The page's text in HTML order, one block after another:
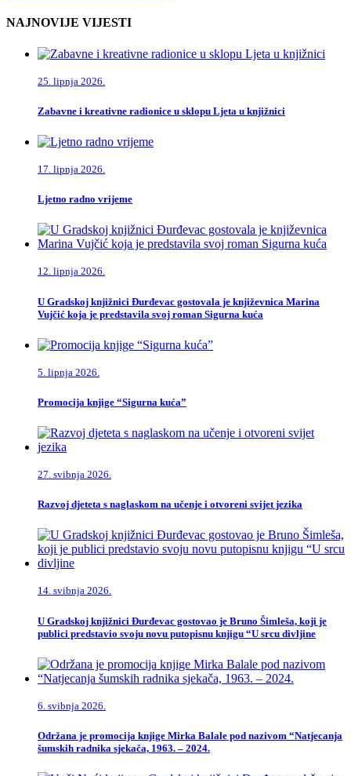
NAJNOVIJE VIJESTI
25. lipnja 2026.
Zabavne i kreativne radionice u sklopu Ljeta u knjižnici
17. lipnja 2026.
Ljetno radno vrijeme
12. lipnja 2026.
U Gradskoj knjižnici Đurđevac gostovala je književnica Marina
Vujčić koja je predstavila svoj roman Sigurna kuća
5. lipnja 2026.
Promocija knjige “Sigurna kuća”
27. svibnja 2026.
Razvoj djeteta s naglaskom na učenje i otvoreni svijet jezika
14. svibnja 2026.
U Gradskoj knjižnici Đurđevac gostovao je Bruno Šimleša, koji je
publici predstavio svoju novu putopisnu knjigu “U srcu divljine
6. svibnja 2026.
Održana je promocija knjige Mirka Balale pod nazivom “Natjecanja
šumskih radnika sjekača, 1963. – 2024.